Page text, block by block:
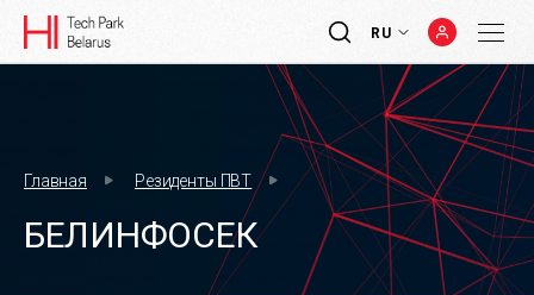
RU
Главная Резиденты ПВТ
БЕЛИНФОСЕК